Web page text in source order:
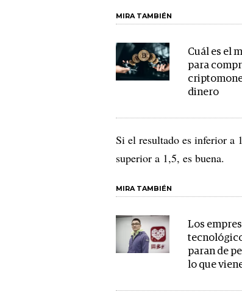
MIRA TAMBIÉN
Cuál es el
para
dinero
Si el resultado es inferior a
superior a 1,5, es buena.
MIRA TAMBIÉN
Los
paran de
lo que